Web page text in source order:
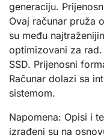
generaciju.
Ovaj računar pruža
su među
optimizovani za
SSD. Prijenosni
Računar dolazi sa
sistemom.
Napomena: Opisi i
izrađeni su na